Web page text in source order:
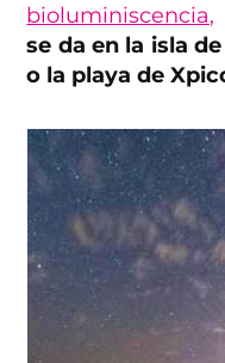
bioluminiscencia,
se da en la isla
o la playa de